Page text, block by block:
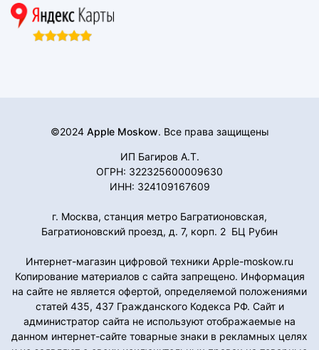
©2024 Apple Moskow. Все права защищены
ИП Багиров А.Т.
ОГРН: 322325600009630
ИНН: 324109167609
г. Москва, станция метро Багратионовская,
Багратионовский проезд, д. 7, корп. 2 БЦ Рубин
Интернет-магазин цифровой техники Apple-moskow.ru
Копирование материалов с сайта запрещено. Информация
на сайте не является офертой, определяемой положениями
статей 435, 437 Гражданского Кодекса РФ. Сайт и
администратор сайта не используют отображаемые на
данном интернет-сайте товарные знаки в рекламных целях